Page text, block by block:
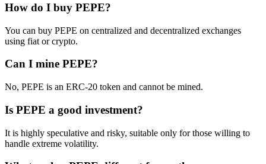
How do I buy PEPE?
You can buy PEPE on centralized and decentralized exchanges
using fiat or crypto.
Can I mine PEPE?
No, PEPE is an ERC-20 token and cannot be mined.
Is PEPE a good investment?
It is highly speculative and risky, suitable only for those willing to
handle extreme volatility.